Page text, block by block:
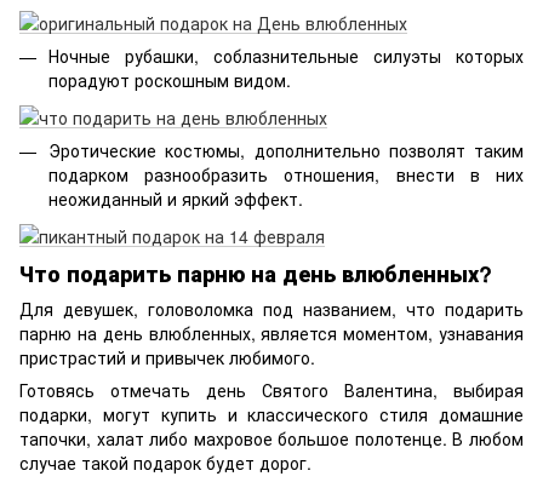
Ночные рубашки, соблазнительные силуэты которых
порадуют роскошным видом.
Эротические костюмы, дополнительно позволят таким
подарком разнообразить отношения, внести в них
неожиданный и яркий эффект.
Что подарить парню на день влюбленных?
Для девушек, головоломка под названием, что подарить
парню на день влюбленных, является моментом, узнавания
пристрастий и привычек любимого.
Готовясь отмечать день Святого Валентина, выбирая
подарки, могут купить и классического стиля домашние
тапочки, халат либо махровое большое полотенце. В любом
случае такой подарок будет дорог.